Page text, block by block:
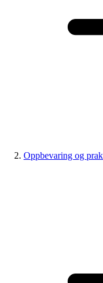
Oppbevaring og